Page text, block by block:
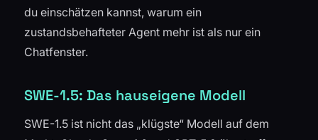
du einschätzen kannst, warum ein
zustandsbehafteter Agent mehr ist als nur ein
Chatfenster.
SWE-1.5: Das hauseigene Modell
SWE-1.5 ist nicht das „klügste“ Modell auf dem